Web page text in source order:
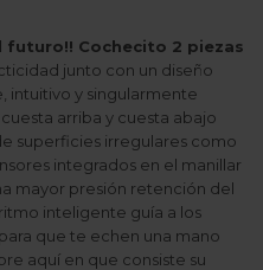
futuro!! Cochecito 2 piezas
junto con un diseño
intuitivo y singularmente
arriba y cuesta abajo
superficies irregulares como
integrados en el manillar
mayor presión retención del
inteligente guía a los
que te echen una mano
aquí en que consiste su